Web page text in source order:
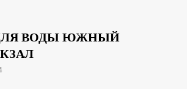
ВОДЫ ЮЖНЫЙ